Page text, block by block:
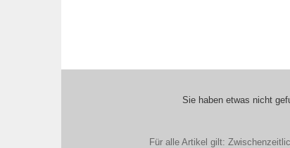
Sie haben etwas nicht
Für alle Artikel gilt: